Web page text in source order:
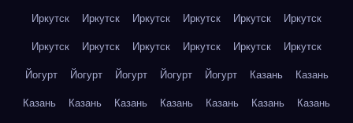
Иркутск
Иркутск Иркутск Иркутск Иркутск
Иркутск
Иркутск
Иркутск Иркутск Иркутск Иркутск
Иркутск
Йогурт
Йогурт Йогурт Йогурт Йогурт Казань
Казань
Казань
Казань Казань Казань Казань Казань
Казань